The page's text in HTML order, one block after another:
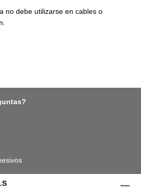
no debe utilizarse en cables o